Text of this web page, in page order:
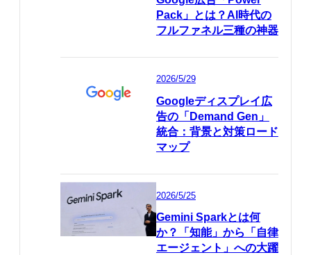
Pack」とは？AI時代の
フルファネル三種の神器
2026/5/29
Googleディスプレイ広
告の「Demand Gen」
統合：背景と対策ロード
マップ
2026/5/25
Gemini Sparkとは何
か？「知能」から「自律
エージェント」への大躍